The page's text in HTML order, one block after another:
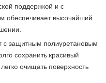
поддержкой и с
обеспечивает высочайший
с защитным полиуретановым
сохранить красивый
очищать поверхность